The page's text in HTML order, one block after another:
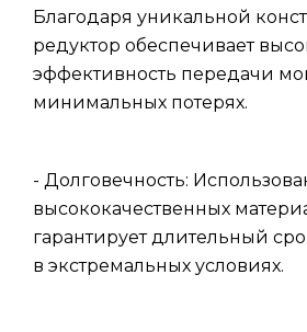
Благодаря уникальной
редуктор обеспечивает
эффективность передачи
минимальных потерях.
- Долговечность:
высококачественных
гарантирует длительный
в экстремальных условиях.